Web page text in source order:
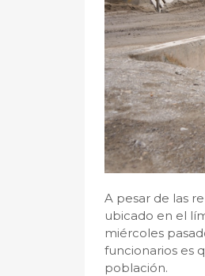
A pesar de las
ubicado en el
miércoles
funcionarios es
población.